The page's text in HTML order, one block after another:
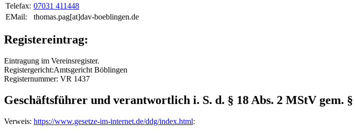
Telefax: 07031 411448
EMail:
thomas.pag[at]dav-boeblingen.de
Registereintrag:
Eintragung im Vereinsregister.
Registergericht:Amtsgericht Böblingen
Registernummer: VR 1437
Geschäftsführer und verantwortlich i. S. d. § 18 Abs. 2 MStV gem. §
Verweis: https://www.gesetze-im-internet.de/ddg/index.html: